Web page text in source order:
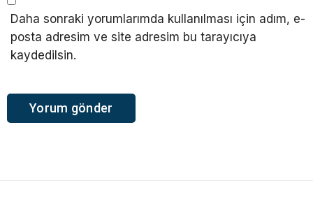
Daha sonraki yorumlarımda kullanılması için adım, e-
posta adresim ve site adresim bu tarayıcıya
kaydedilsin.